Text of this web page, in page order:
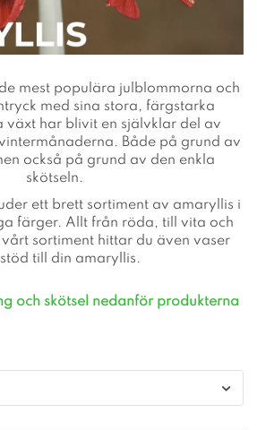
mest populära julblommorna och
med sina stora, färgstarka
växt har blivit en självklar del av
Både på grund av
också på grund av den enkla
skötseln.
ett brett sortiment av amaryllis i
färger. Allt från röda, till vita och
sortiment hittar du även vaser
till din amaryllis.
och skötsel nedanför produkterna